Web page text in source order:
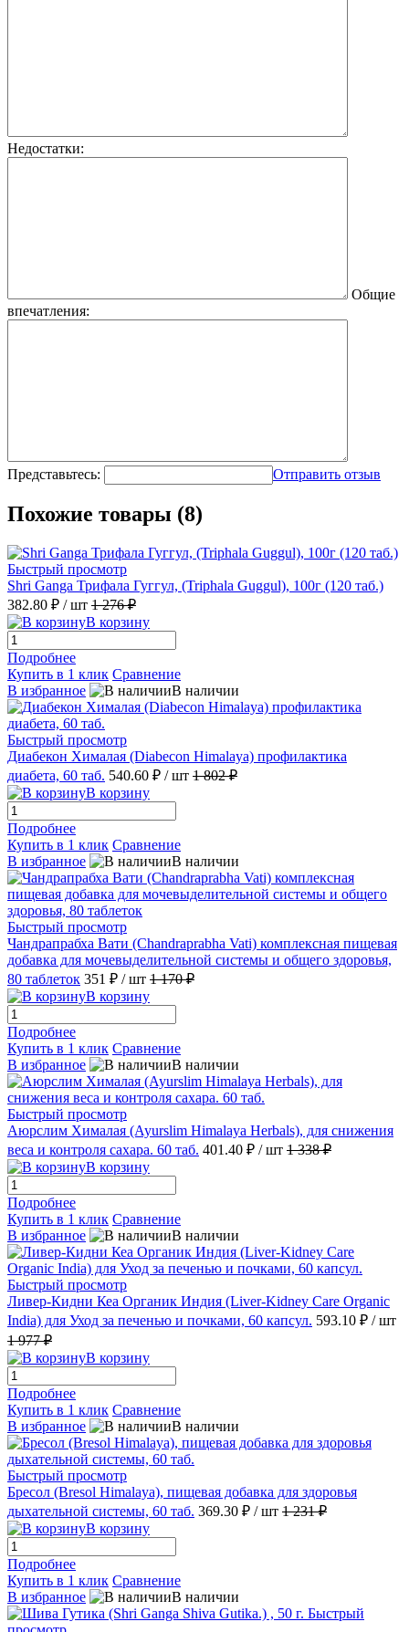
Недостатки:
Общие
впечатления:
Представьтесь: Отправить отзыв
Похожие товары (8)
Быстрый просмотр
Shri Ganga Трифала Гуггул, (Triphala Guggul), 100г (120 таб.)
382.80 ₽ / шт 1 276 ₽
В корзину
Подробнее
Купить в 1 клик Сравнение
В избранное
В наличии
Быстрый просмотр
Диабекон Хималая (Diabecon Himalaya) профилактика
диабета, 60 таб. 540.60 ₽ / шт 1 802 ₽
В корзину
Подробнее
Купить в 1 клик Сравнение
В избранное
В наличии
Быстрый просмотр
Чандрапрабха Вати (Chandraprabha Vati) комплексная пищевая
добавка для мочевыделительной системы и общего здоровья,
80 таблеток 351 ₽ / шт 1 170 ₽
В корзину
Подробнее
Купить в 1 клик Сравнение
В избранное
В наличии
Быстрый просмотр
Аюрслим Хималая (Ayurslim Himalaya Herbals), для снижения
веса и контроля сахара. 60 таб. 401.40 ₽ / шт 1 338 ₽
В корзину
Подробнее
Купить в 1 клик Сравнение
В избранное
В наличии
Быстрый просмотр
Ливер-Кидни Кеа Органик Индия (Liver-Kidney Care Organic
India) для Уход за печенью и почками, 60 капсул. 593.10 ₽ / шт
1 977 ₽
В корзину
Подробнее
Купить в 1 клик Сравнение
В избранное
В наличии
Быстрый просмотр
Бресол (Bresol Himalaya), пищевая добавка для здоровья
дыхательной системы, 60 таб. 369.30 ₽ / шт 1 231 ₽
В корзину
Подробнее
Купить в 1 клик Сравнение
В избранное
В наличии
Быстрый